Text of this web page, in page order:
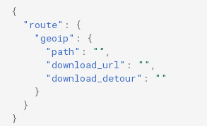
证书提供者
DNS01 验证字段
VMess
Hysteria
Shadowsocks
VMessHysteria Realm
USB/IP Server
{
"route" :
{
"geoip" :
{
"path" : "" ,
"download_url" : "" ,
"download_detour" :
""
}
}
}